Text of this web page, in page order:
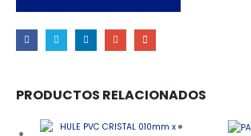
PRODUCTOS RELACIONADOS